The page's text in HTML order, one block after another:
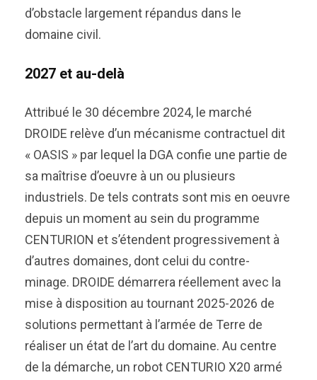
d’obstacle largement répandus dans le
domaine civil.
2027 et au-delà
Attribué le 30 décembre 2024, le marché
DROIDE relève d’un mécanisme contractuel dit
« OASIS » par lequel la DGA confie une partie de
sa maîtrise d’oeuvre à un ou plusieurs
industriels. De tels contrats sont mis en oeuvre
depuis un moment au sein du programme
CENTURION et s’étendent progressivement à
d’autres domaines, dont celui du contre-
minage. DROIDE démarrera réellement avec la
mise à disposition au tournant 2025-2026 de
solutions permettant à l’armée de Terre de
réaliser un état de l’art du domaine. Au centre
de la démarche, un robot CENTURIO X20 armé